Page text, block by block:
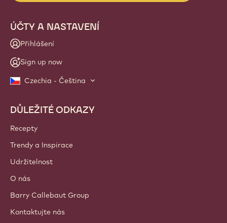
ÚČTY A NASTAVENÍ
Přihlášení
Sign up now
Czechia - Čeština
Footer
Callebaut
DŮLEŽITÉ ODKAZY
Recepty
Trendy a Inspirace
Udržitelnost
O nás
Barry Callebaut Group
Kontaktujte nás